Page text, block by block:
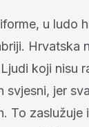
u ludo
Hrvatska
koji nisu
jer
To zaslužuje